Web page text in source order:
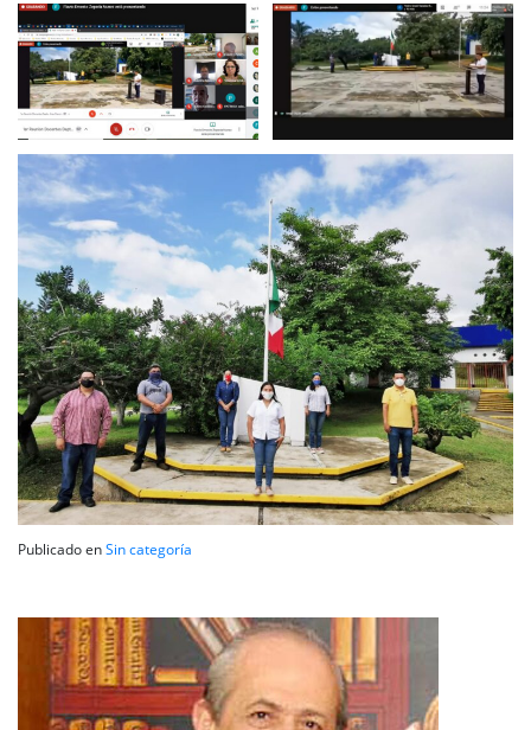
Publicado enSin categoría